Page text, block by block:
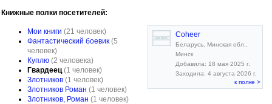
Книжные полки посетителей:
Мои книги (21 человек)
Фантастический боевик (5
человек)
Куплю (2 человека)
Гвардеец (1 человек)
Злотников (1 человек)
Злотников Роман (1 человек)
Злотников, Роман (1 человек)
Coheer
Беларусь, Минская обл.,
Минск
Добавила: 18 мая 2025 г.
Заходила: 4 августа 2026 г.
к полке >